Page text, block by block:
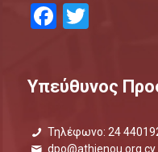
Facebook
Υπεύθυνος
Τηλέφωνο: 24
dpo@athienou.org.cy